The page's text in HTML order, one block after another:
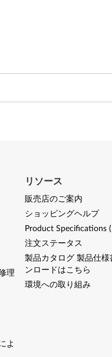
理
よ
リソース
販売店のご案内
ショッピングヘルプ
Product Specifications
注文ステータス
製品カタログ 製品仕様
ンロードはこちら
環境への取り組み